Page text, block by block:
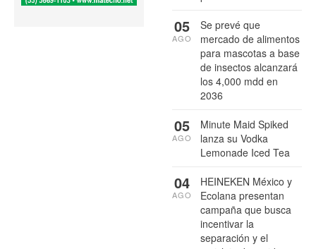
Se prevé que
mercado de alimentos
para mascotas a base
de insectos alcanzará
los 4,000 mdd en
2036
05
AGO
Minute Maid Spiked
lanza su Vodka
Lemonade Iced Tea
05
AGO
HEINEKEN México y
Ecolana presentan
campaña que busca
incentivar la
separación y el
04
AGO